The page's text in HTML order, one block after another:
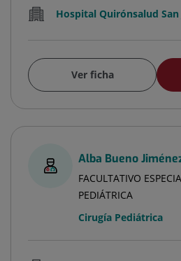
Hospital Quirónsalud San
Ver ficha
Alba Bueno
FACULTATIVO
PEDIÁTRICA
Cirugía Pediátrica